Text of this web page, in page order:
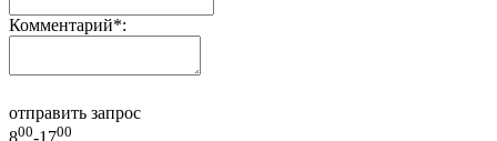
Комментарий*:
отправить запрос
00 00